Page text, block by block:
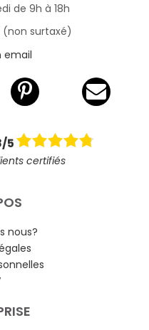
de 9h à 18h
(non surtaxé)
email
5
certifiés
nous?